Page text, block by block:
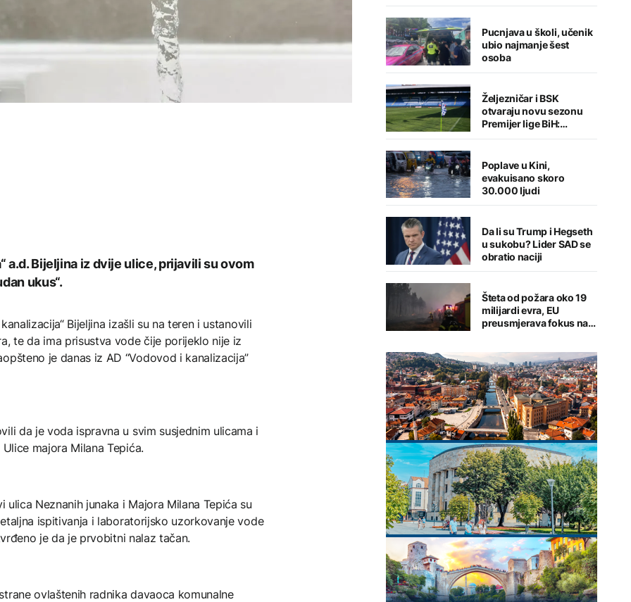
a.d. Bijeljina iz dvije ulice, prijavili su ovom
ukus“.
Bijeljina izašli su na teren i ustanovili
te da ima prisustva vode čije porijeklo nije iz
je danas iz AD “Vodovod i kanalizacija”
da je voda ispravna u svim susjednim ulicama i
majora Milana Tepića.
Neznanih junaka i Majora Milana Tepića su
ispitivanja i laboratorijsko uzorkovanje vode
je da je prvobitni nalaz tačan.
ovlaštenih radnika davaoca komunalne
Pucnjava u školi, učenik
ubio najmanje šest
osoba
Željezničar i BSK
otvaraju novu sezonu
Premijer lige BiH:
Sarajlije u problemima,
Poplave u Kini,
evakuisano skoro
30.000 ljudi
Da li su Trump i Hegseth
u sukobu? Lider SAD se
obratio naciji
Šteta od požara oko 19
milijardi evra, EU
preusmjerava fokus na